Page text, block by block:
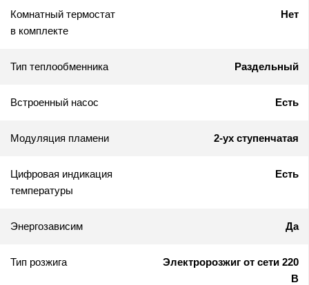
Комнатный термостат
в комплекте
Нет
Тип теплообменника Раздельный
Встроенный насос Есть
Модуляция пламени 2-ух ступенчатая
Цифровая индикация
температуры
Есть
Энергозависим Да
Тип розжига
Электророзжиг от сети 220
В